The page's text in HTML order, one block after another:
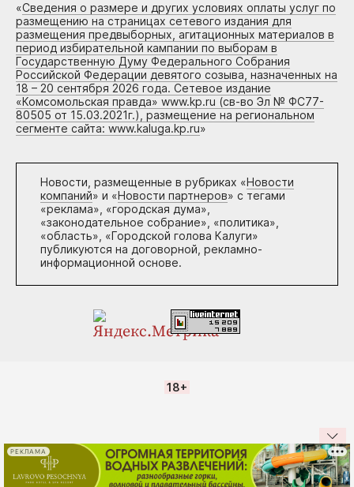
«Сведения о размере и других условиях оплаты услуг по
размещению на страницах сетевого издания для
размещения предвыборных, агитационных материалов в
период избирательной кампании по выборам в
Государственную Думу Федерального Собрания
Российской Федерации девятого созыва, назначенных на
18 – 20 сентября 2026 года. Сетевое издание
«Комсомольская правда» www.kp.ru (св-во Эл № ФС77-
80505 от 15.03.2021г.), размещение на региональном
сегменте сайта: www.kaluga.kp.ru»
Новости, размещенные в рубриках «Новости
компаний» и «Новости партнеров» с тегами
«реклама», «городская дума»,
«законодательное собрание», «политика»,
«область», «Городской голова Калуги»
публикуются на договорной, рекламно-
информационной основе.
18+
РЕКЛАМА